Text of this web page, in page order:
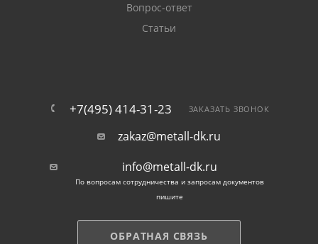
Вопрос-ответ
Статьи
+7(495) 414-31-23 ЗАКАЗАТЬ ЗВОНОК
zakaz@metall-dk.ru
info@metall-dk.ru
По вопросам сотрудничества и запросам документов
пишите
ОБРАТНАЯ СВЯЗЬ